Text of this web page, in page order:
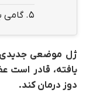
5. گامی
ژل موضعی جدیدی
یافته، قادر است
دوز درمان کند.